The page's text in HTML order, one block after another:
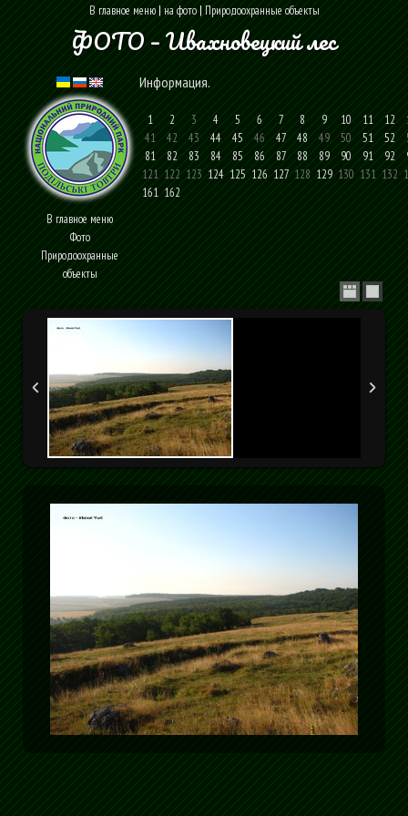
В главное меню|на фото|Природоохранные объекты
ФОТО – Ивахновецкий лес
В главное меню
Фото
Природоохранные
объекты
Информация.
1 2 3 4 5 6 7 8 9 10 11 12
41 42 43 44 45 46 47 48 49 50 51 52
81
82 83 84 85 86 87 88 89 90 91 92
121122123124 125 126 127128129130131132
161 162